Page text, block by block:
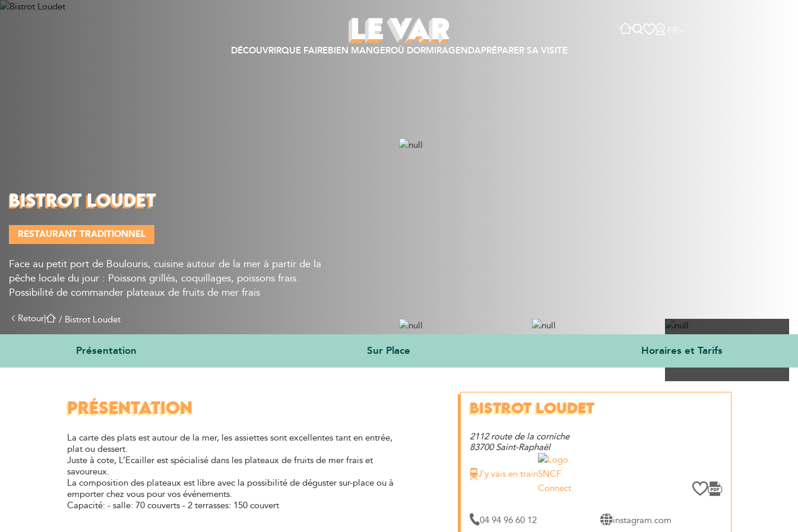
FR
DÉCOUVRIRQUE FAIREBIEN MANGEROÙ DORMIRAGENDAPRÉPARER SA VISITE
BISTROT LOUDET
RESTAURANT TRADITIONNEL
Face au petit port de Boulouris, cuisine autour de la mer à partir de la
pêche locale du jour : Poissons grillés, coquillages, poissons frais.
Possibilité de commander plateaux de fruits de mer frais
Retour| / Bistrot Loudet
Voir les 5 photos
Présentation Sur Place Horaires et Tarifs
BISTROT LOUDET
2112 route de la corniche
83700 Saint-Raphaël
J’y vais en train
04 94 96 60 12
instagram.com
PRÉSENTATION
La carte des plats est autour de la mer, les assiettes sont excellentes tant en entrée,
plat ou dessert.
Juste à cote, L’Ecailler est spécialisé dans les plateaux de fruits de mer frais et
savoureux.
La composition des plateaux est libre avec la possibilité de déguster sur-place ou à
emporter chez vous pour vos événements.
Capacité: - salle: 70 couverts - 2 terrasses: 150 couvert